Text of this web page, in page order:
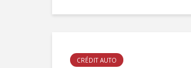
CRÉDIT AUTO